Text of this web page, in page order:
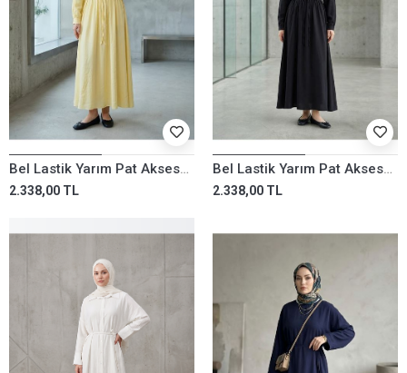
Bel Lastik Yarım Pat Aksesuar Detay Elbise-Sarı
2.338,00 TL
Bel Lastik Yarım Pat Aksesuar Detay Elbise-Siyah
2.338,00 TL